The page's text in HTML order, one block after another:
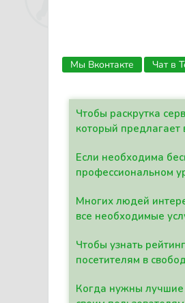
Мы Вконтакте Чат в
Чтобы раскрутка
который
Если необходима
профессиональном
Многих людей
все необходимые
Чтобы узнать
посетителям в
Когда нужны лучшие